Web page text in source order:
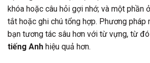
khóa hoặc câu hỏi gợi nhớ; và một phần
tắt hoặc ghi chú tổng hợp. Phương pháp
bạn tương tác sâu hơn với từ vựng, từ đó
tiếng Anh hiệu quả hơn.